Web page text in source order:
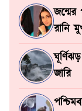
জন্মের
রানি
জারি